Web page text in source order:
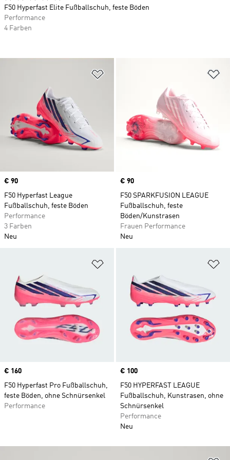
Price
€ 90
F50 Hyperfast League
Fußballschuh, feste Böden
Performance
3 Farben
Neu
Price
€ 90
F50 SPARKFUSION LEAGUE
Fußballschuh, feste
Böden/Kunstrasen
Frauen Performance
Neu
Price
€ 160
F50 Hyperfast Pro Fußballschuh,
feste Böden, ohne Schnürsenkel
Performance
Price
€ 100
F50 HYPERFAST LEAGUE
Fußballschuh, Kunstrasen, ohne
Schnürsenkel
Performance
Neu
F50 Hyperfast Elite Fußballschuh, feste Böden
Performance
4 Farben